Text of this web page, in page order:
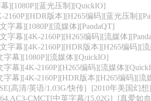
][1080P][蓝光压制][QuickIO]
版本][H265编码][蓝光压制
字幕][1080P][流媒体][PandaQT]
幕][4K-2160P][H265编码][流媒体
幕][4K-2160P][HDR版本][H265编码][流
幕][1080P][流媒体][QuickIO]
幕][4K-2160P][H265编码][流媒体
幕][4K-2160P][HDR版本][H265编码][流
高清/英语/1.03G/快传]
[2010年美国幻
CMCT[中英字幕/15.02G]
[真爱如